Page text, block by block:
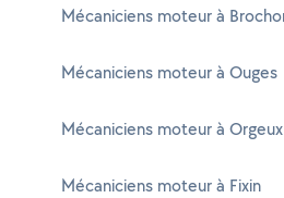
Mécaniciens moteur à
Mécaniciens moteur à Ouges
Mécaniciens moteur à Orgeux
Mécaniciens moteur à Fixin